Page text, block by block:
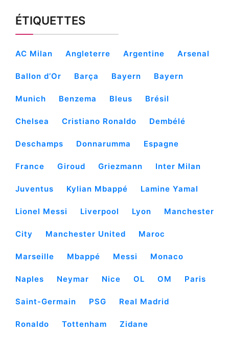
ÉTIQUETTES
AC Milan Angleterre Argentine Arsenal
Ballon d’Or Barça Bayern Bayern
Munich Benzema Bleus Brésil
Chelsea Cristiano Ronaldo Dembélé
Deschamps Donnarumma Espagne
France Giroud Griezmann Inter Milan
Juventus Kylian Mbappé Lamine Yamal
Lionel Messi Liverpool Lyon Manchester
City Manchester United Maroc
Marseille Mbappé Messi Monaco
Naples Neymar Nice OL OM Paris
Saint-Germain PSG Real Madrid
Ronaldo Tottenham Zidane